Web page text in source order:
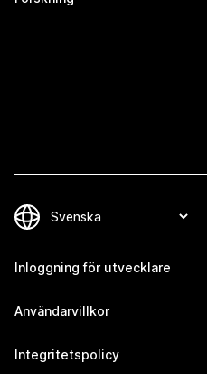
Inloggning för utvecklare
Användarvillkor
Integritetspolicy